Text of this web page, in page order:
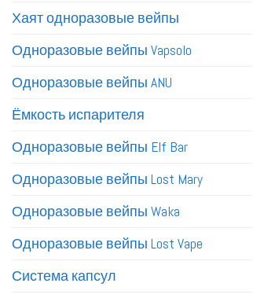
Хаят одноразовые вейпы
Одноразовые вейпы Vapsolo
Одноразовые вейпы ANU
Ёмкость испарителя
Одноразовые вейпы Elf Bar
Одноразовые вейпы Lost Mary
Одноразовые вейпы Waka
Одноразовые вейпы Lost Vape
Система капсул